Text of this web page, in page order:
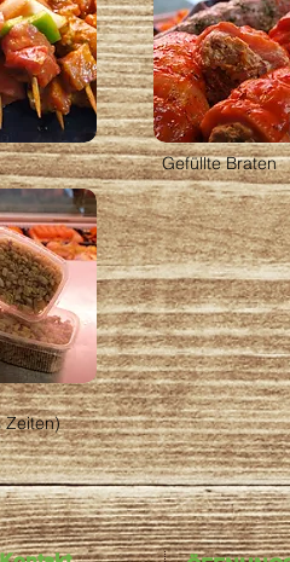
Gefüllte Braten
Zeiten)